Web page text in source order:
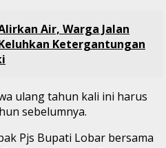
Air, Warga Jalan
Ketergantungan
ulang tahun kali ini harus
sebelumnya.
Pjs Bupati Lobar bersama